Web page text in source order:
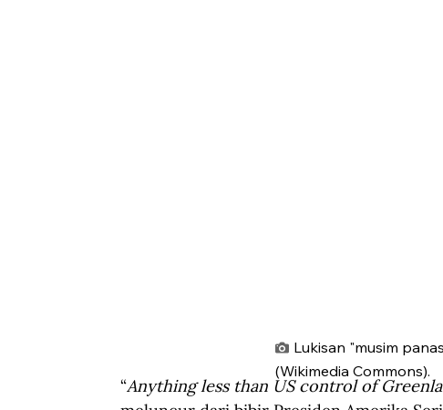
Lukisan "musim
(Wikimedia Commons).
“Anything less than US control of